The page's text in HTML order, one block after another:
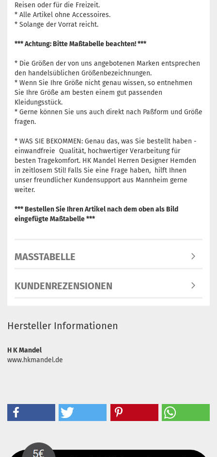
Reisen oder für die Freizeit.
* Alle Artikel ohne Accessoires.
* Solange der Vorrat reicht.
*** Achtung: Bitte Maßtabelle beachten! ***
* Die Größen der von uns angebotenen Marken entsprechen
den handelsüblichen Größenbezeichnungen.
* Wenn Sie Ihre Größe nicht genau wissen, so entnehmen
Sie Ihre Größe am besten einem gut passenden
Kleidungsstück.
* Gerne können Sie uns auch direkt nach Paßform und Größe
fragen.
* WAS SIE BEKOMMEN: Genau das, was Sie bestellt haben -
einwandfreie Qualität, hochwertiger Verarbeitung für
besten Tragekomfort. HK Mandel Herren Designer Hemden
in zeitlosem Stil! Falls Sie eine Frage haben, hilft Ihnen
unser freundlicher Kundensupport aus Mannheim gerne
weiter.
*** Bestellen Sie Ihren Artikel nach dem oben als Bild
eingefügte Maßtabelle ***
MASSTABELLE
KUNDENREZENSIONEN
Hersteller Informationen
H K Mandel
www.hkmandel.de